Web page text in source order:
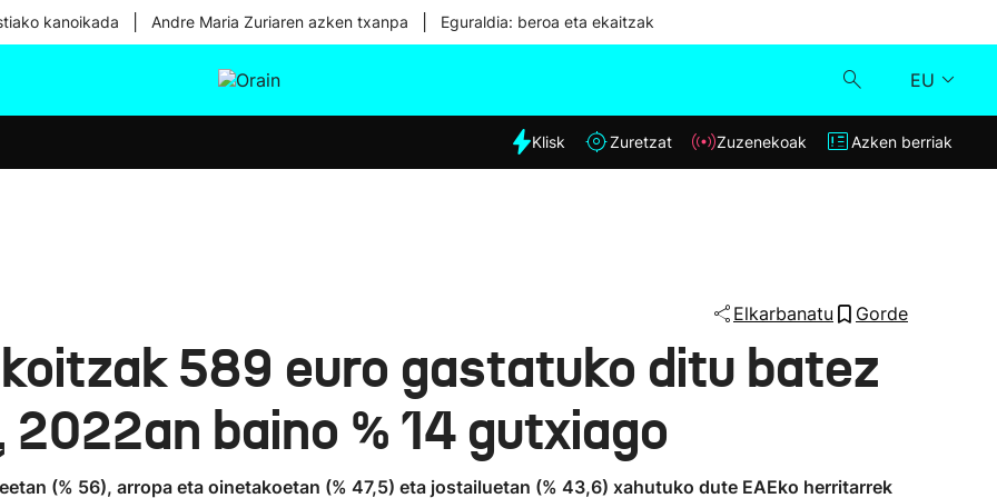
kanoikada Andre Maria Zuriaren azken txanpa Eguraldia: beroa eta ekaitzak
EU
Eguraldia
Klisk
Azken berriak
Klisk Zuretzat Zuzenekoak Azken berriak
Elkarbanatu Gorde
589 euro gastatuko ditu batez
baino % 14 gutxiago
(% 56), arropa eta oinetakoetan (% 47,5) eta jostailuetan (% 43,6) xahutuko dute EAEko herritarrek